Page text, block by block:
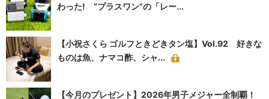
わった! “プラスワン”の「レー...
【小祝さくら ゴルフときどきタン塩】Vol.92 好きな
ものは魚、ナマコ酢、シャ...
【今月のプレゼント】2026年男子メジャー全制覇！